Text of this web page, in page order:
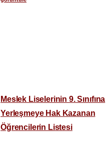
Meslek Liselerinin 9. Sınıfına
Yerleşmeye Hak Kazanan
Öğrencilerin Listesi